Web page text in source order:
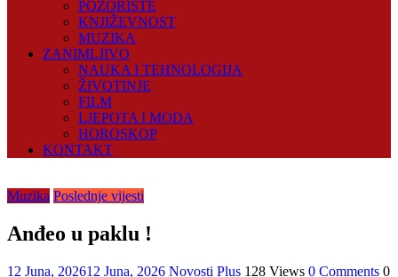
POZORIŠTE
KNJIŽEVNOST
MUZIKA
ZANIMLJIVO
NAUKA I TEHNOLOGIJA
ŽIVOTINJE
FILM
LJEPOTA I MODA
HOROSKOP
KONTAKT
Muzika Poslednje vijesti
Anđeo u paklu !
12 Juna, 202612 Juna, 2026 Novosti Plus 128 Views 0 Comments 0